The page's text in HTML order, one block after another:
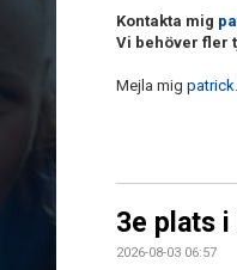
Kontakta mig
Vi behöver fler
Mejla mig
3e plats i
2026-08-03 06:57